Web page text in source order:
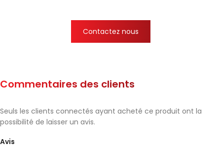
Contactez nous
Commentaires des clients
Avis
Seuls les clients connectés ayant acheté ce produit ont la
possibilité de laisser un avis.